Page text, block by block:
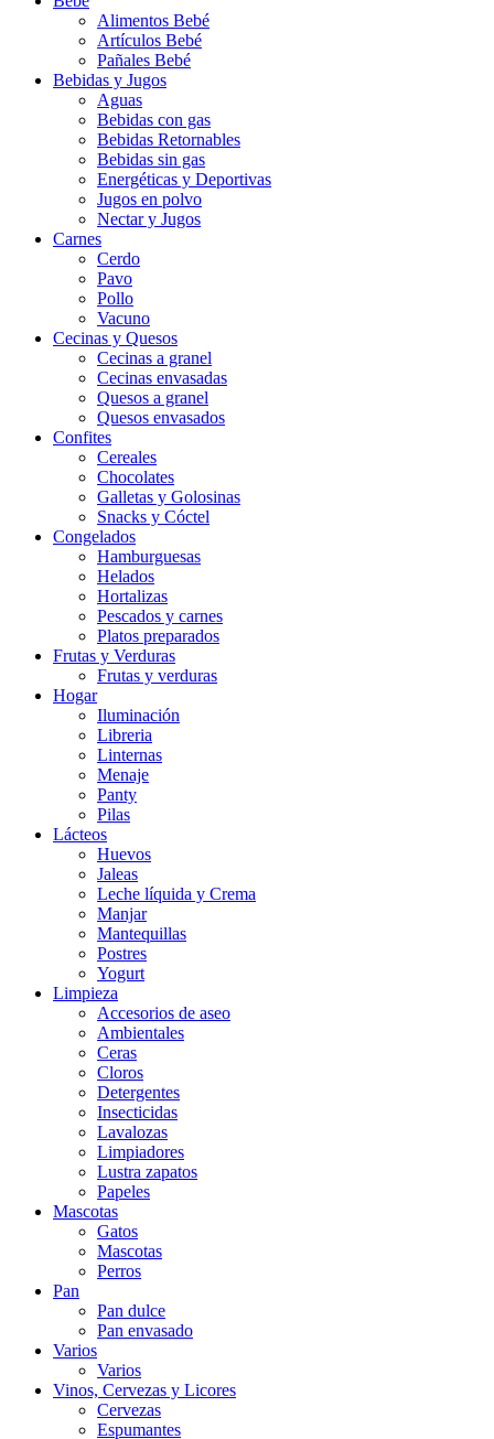
Alimentos Bebé
Artículos Bebé
Pañales Bebé
Bebidas y Jugos
Aguas
Bebidas con gas
Bebidas Retornables
Bebidas sin gas
Energéticas y Deportivas
Jugos en polvo
Nectar y Jugos
Carnes
Cerdo
Pavo
Pollo
Vacuno
Cecinas y Quesos
Cecinas a granel
Cecinas envasadas
Quesos a granel
Quesos envasados
Confites
Cereales
Chocolates
Galletas y Golosinas
Snacks y Cóctel
Congelados
Hamburguesas
Helados
Hortalizas
Pescados y carnes
Platos preparados
Frutas y Verduras
Frutas y verduras
Hogar
Iluminación
Libreria
Linternas
Menaje
Panty
Pilas
Lácteos
Huevos
Jaleas
Leche líquida y Crema
Manjar
Mantequillas
Postres
Yogurt
Limpieza
Accesorios de aseo
Ambientales
Ceras
Cloros
Detergentes
Insecticidas
Lavalozas
Limpiadores
Lustra zapatos
Papeles
Mascotas
Gatos
Mascotas
Perros
Pan
Pan dulce
Pan envasado
Varios
Varios
Vinos, Cervezas y Licores
Cervezas
Espumantes